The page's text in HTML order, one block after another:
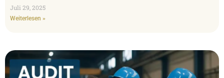
Juli 29, 2025
Weiterlesen »